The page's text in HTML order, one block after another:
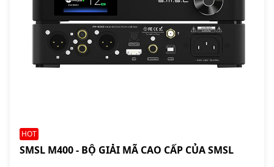
HOT
SMSL M400 - BỘ GIẢI MÃ CAO CẤP CỦA SMSL